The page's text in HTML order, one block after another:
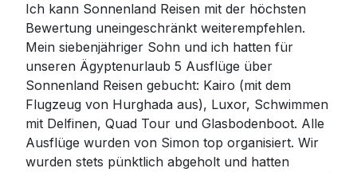
Ich kann Sonnenland Reisen mit der höchsten
Bewertung uneingeschränkt weiterempfehlen.
Mein siebenjähriger Sohn und ich hatten für
unseren Ägyptenurlaub 5 Ausflüge über
Sonnenland Reisen gebucht: Kairo (mit dem
Flugzeug von Hurghada aus), Luxor, Schwimmen
mit Delfinen, Quad Tour und Glasbodenboot. Alle
Ausflüge wurden von Simon top organisiert. Wir
wurden stets pünktlich abgeholt und hatten